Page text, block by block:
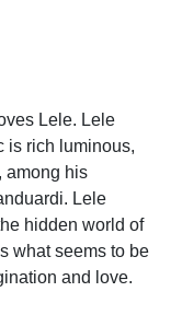
Lele. Lele
is rich luminous,
among his
Lele
hidden world of
what seems to be
and love.